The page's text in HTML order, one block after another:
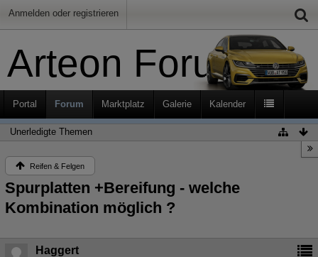
Anmelden oder registrieren
Arteon Forum
Portal Forum Marktplatz Galerie Kalender
Unerledigte Themen
Reifen & Felgen
Spurplatten +Bereifung - welche
Kombination möglich ?
Haggert